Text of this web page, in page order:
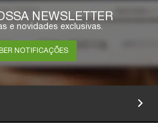
NEWSLETTER
e novidades exclusivas.
NOTIFICAÇÕES